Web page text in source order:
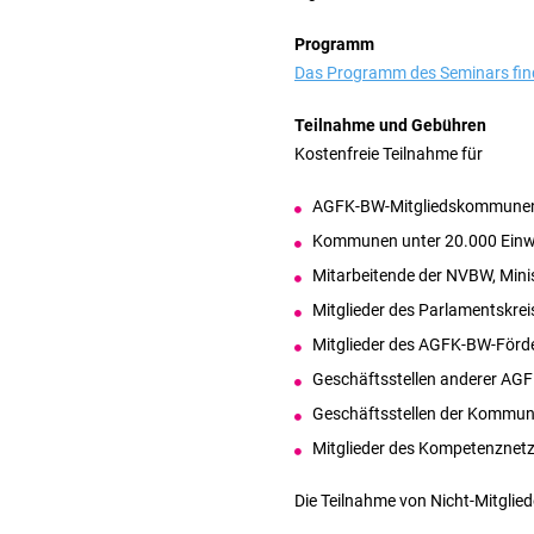
Programm
Das Programm des Seminars
Teilnahme und Gebühren
Kostenfreie Teilnahme für
AGFK-BW-
Kommunen unter 20.000
Mitarbeitende der NVBW,
Mitglieder des
Mitglieder des AGFK-BW-
Geschäftsstellen anderer
Geschäftsstellen der
Mitglieder des
Die Teilnahme von Nicht-